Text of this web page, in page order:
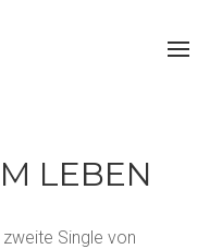
LEBEN
Single von